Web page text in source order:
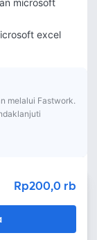
microsoft
excel
melalui Fastwork.
Rp200,0 rb